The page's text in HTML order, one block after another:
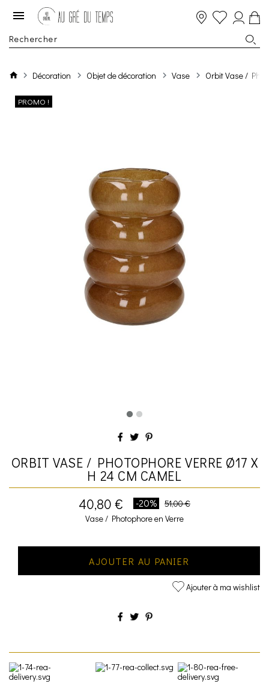
Décoration Objet de décoration Vase Orbit Vase /
PROMO !
ORBIT VASE / PHOTOPHORE VERRE Ø17 X
H 24 CM CAMEL
40,80 €
-20%
51,00 €
Vase / Photophore en Verre
AJOUTER AU PANIER
Ajouter à ma wishlist